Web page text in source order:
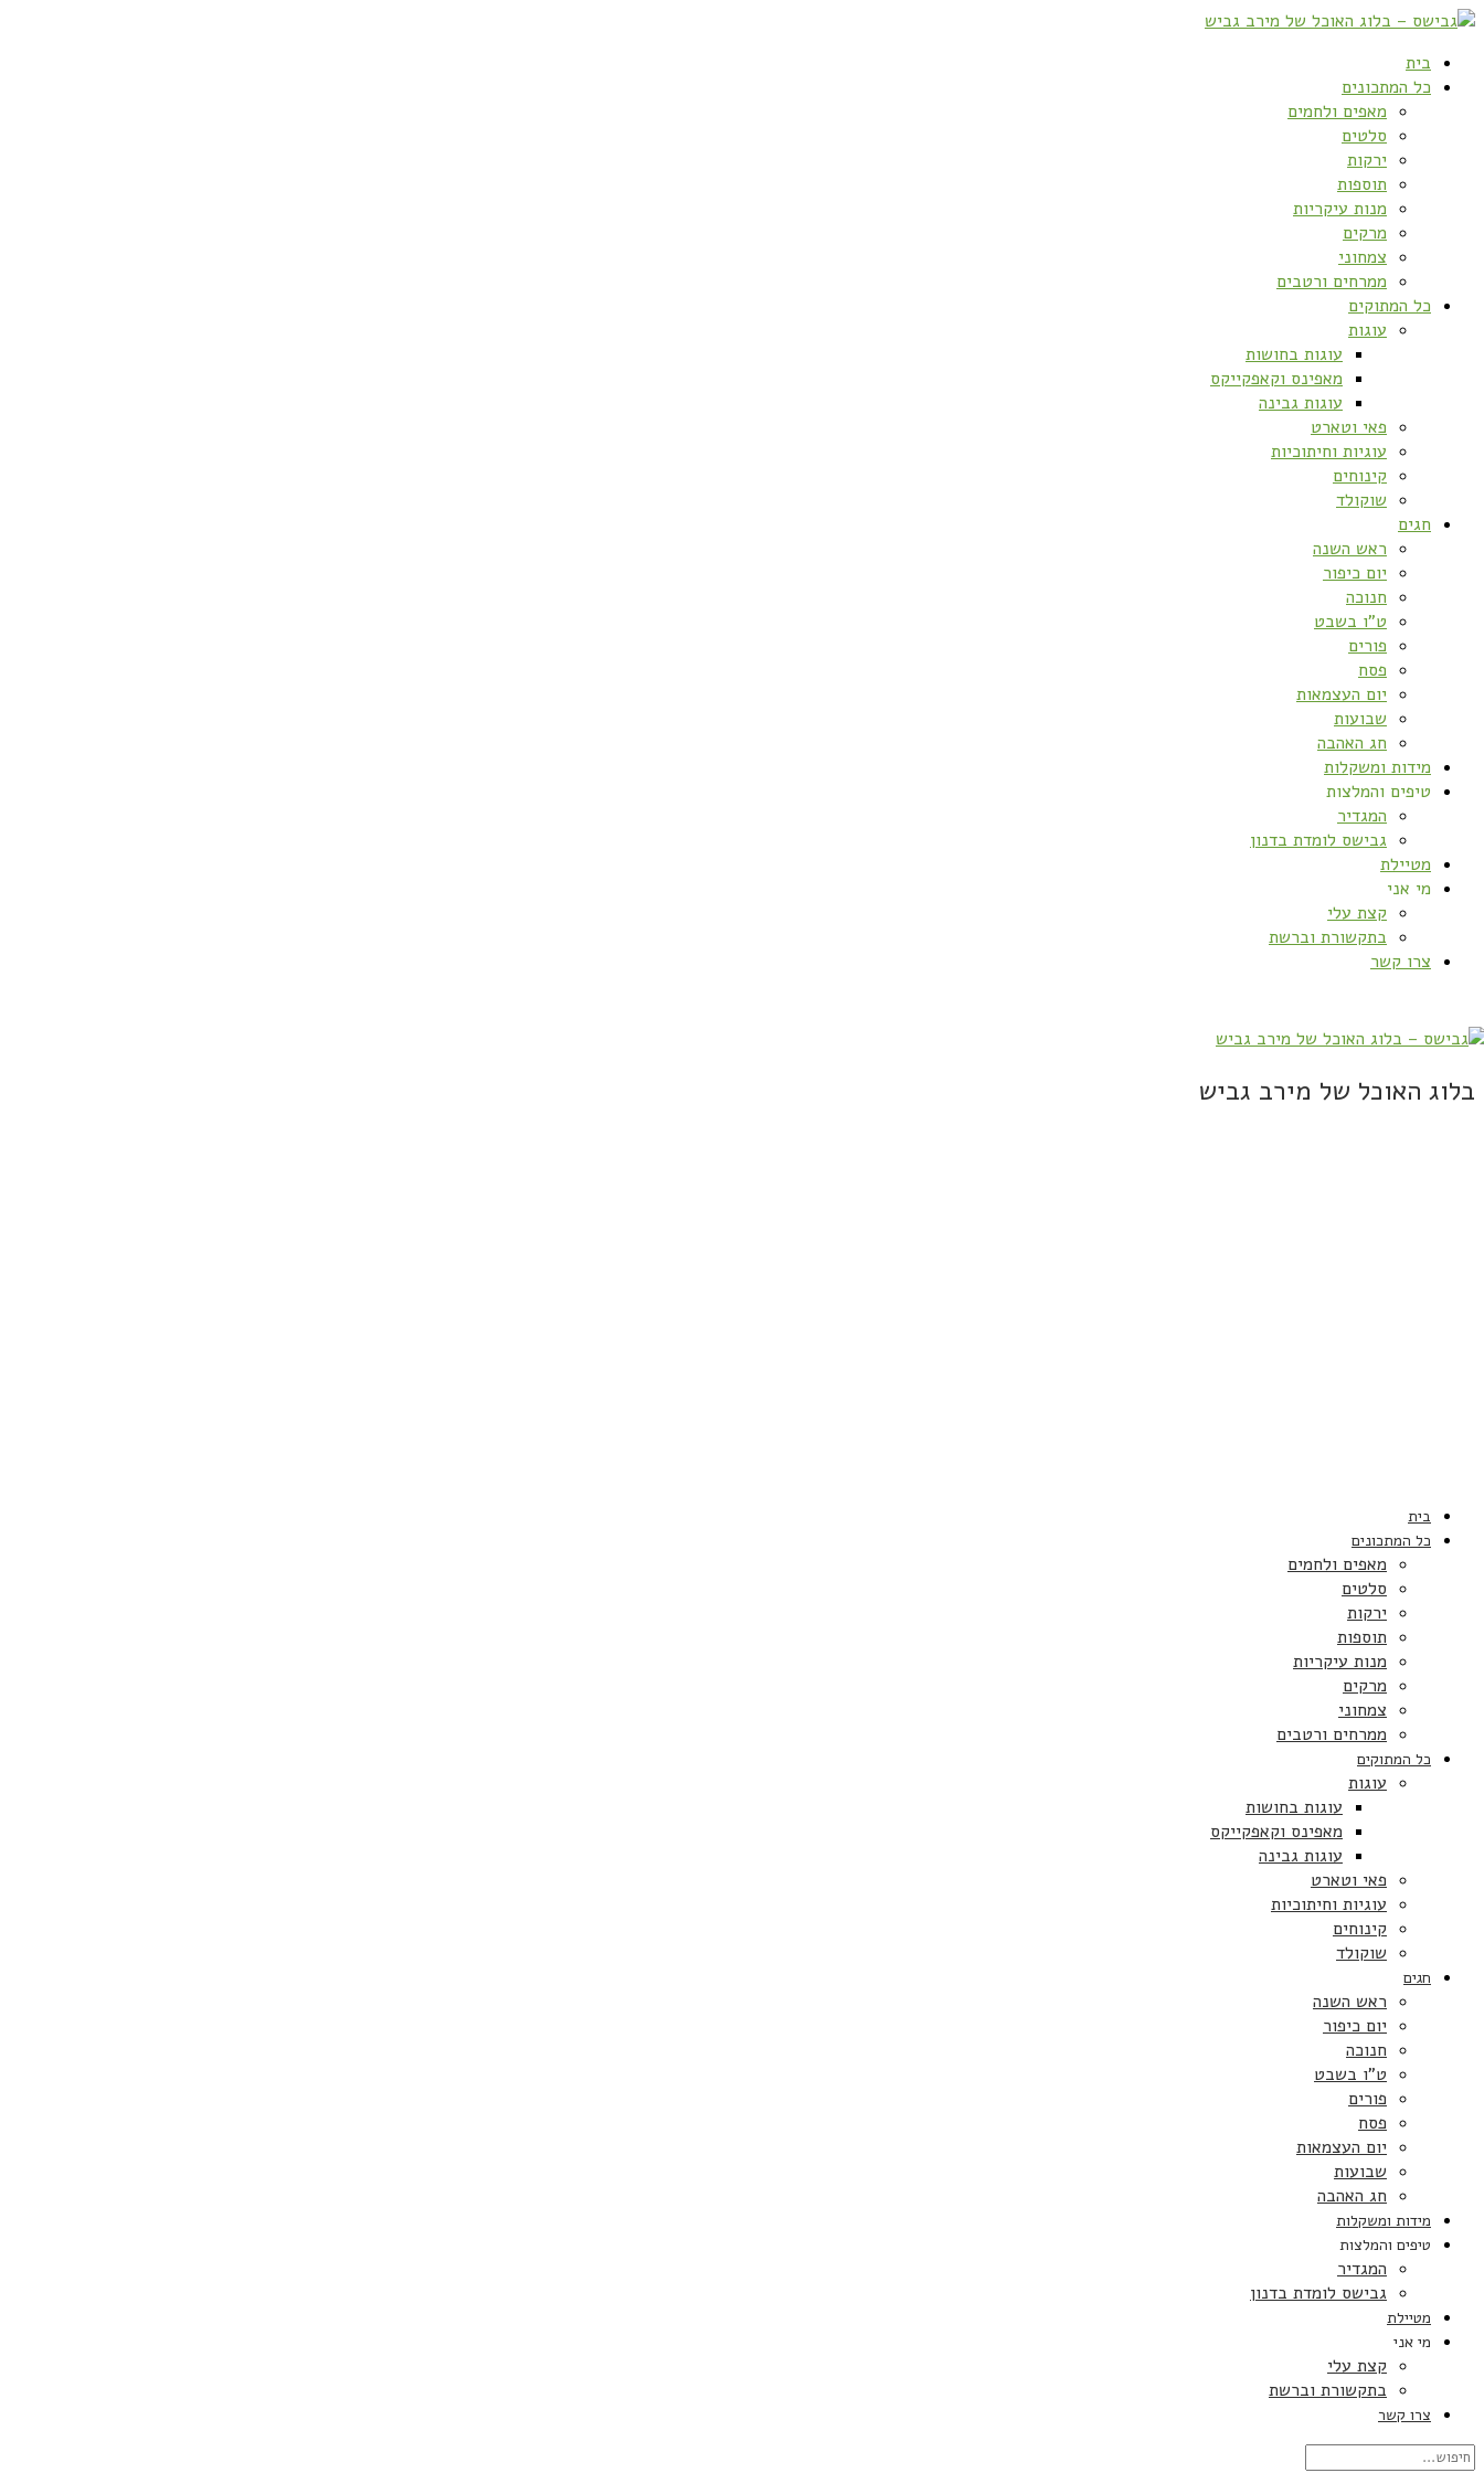
בית
כל המתכונים
מאפים ולחמים
סלטים
ירקות
תוספות
מנות עיקריות
מרקים
צמחוני
ממרחים ורטבים
כל המתוקים
עוגות
עוגות בחושות
מאפינס וקאפקייקס
עוגות גבינה
פאי וטארט
עוגיות וחיתוכיות
קינוחים
שוקולד
חגים
ראש השנה
יום כיפור
חנוכה
ט”ו בשבט
פורים
פסח
יום העצמאות
שבועות
חג האהבה
מידות ומשקלות
טיפים והמלצות
המגדיר
גבישס לומדת בדנון
מטיילת
מי אני
קצת עלי
בתקשורת וברשת
צרו קשר
בלוג האוכל של מירב גביש
בית
כל המתכונים
מאפים ולחמים
סלטים
ירקות
תוספות
מנות עיקריות
מרקים
צמחוני
ממרחים ורטבים
כל המתוקים
עוגות
עוגות בחושות
מאפינס וקאפקייקס
עוגות גבינה
פאי וטארט
עוגיות וחיתוכיות
קינוחים
שוקולד
חגים
ראש השנה
יום כיפור
חנוכה
ט”ו בשבט
פורים
פסח
יום העצמאות
שבועות
חג האהבה
מידות ומשקלות
טיפים והמלצות
המגדיר
גבישס לומדת בדנון
מטיילת
מי אני
קצת עלי
בתקשורת וברשת
צרו קשר